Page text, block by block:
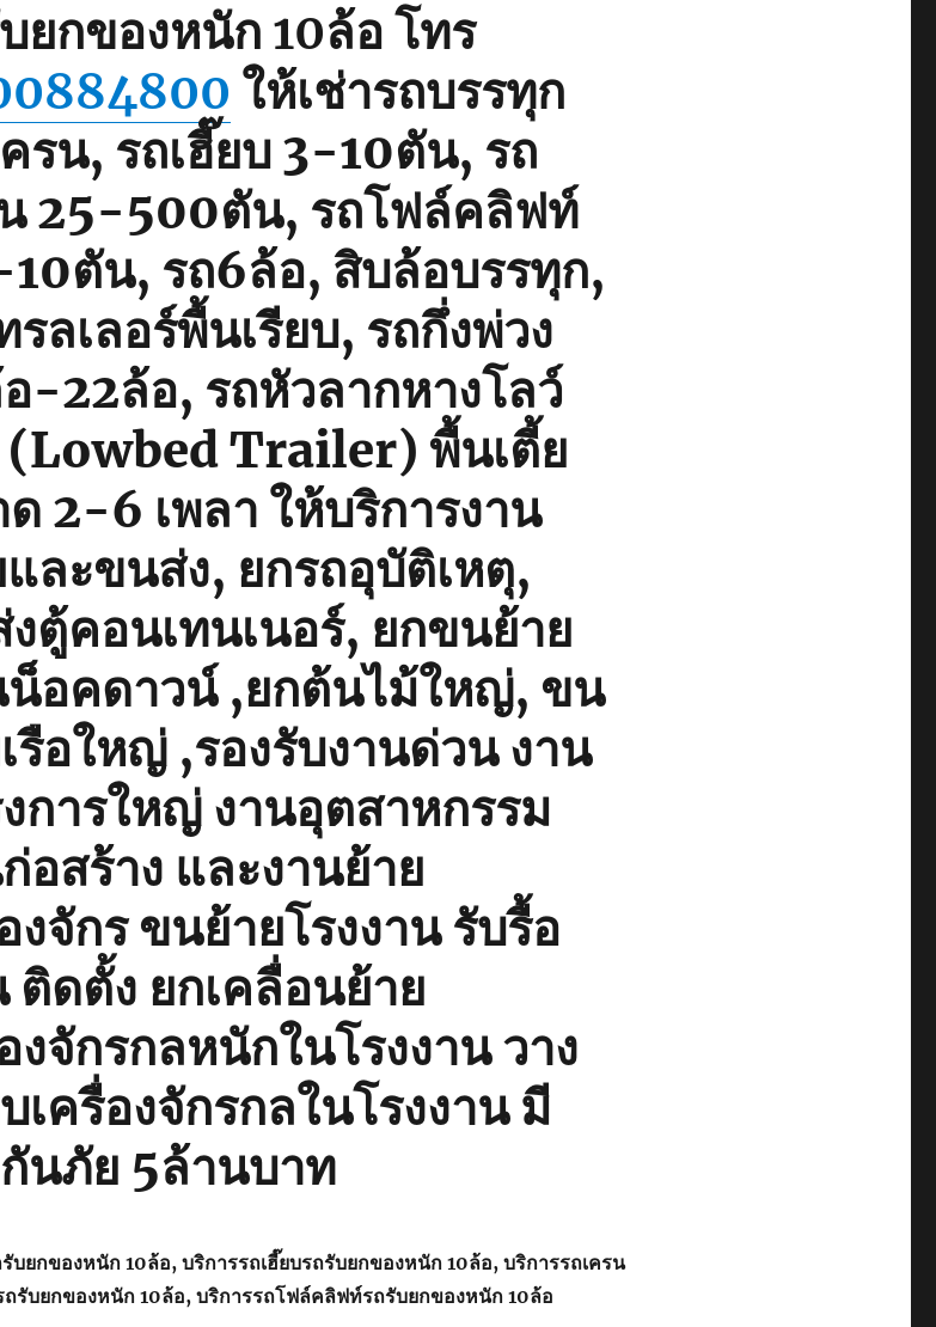
ยกของหนัก 10ล้อ โทร
ให้เช่ารถบรรทุก
รน, รถเฮี๊ยบ 3-10ตัน, รถ
25-500ตัน, รถโฟล์คลิฟท์
ตัน, รถ6ล้อ, สิบล้อบรรทุก,
รลเลอร์พื้นเรียบ, รถกึ่งพ่วง
-22ล้อ, รถหัวลากหางโลว์
(Lowbed Trailer) พื้นเตี้ย
2-6 เพลา ให้บริการงาน
ละขนส่ง, ยกรถอุบัติเหตุ,
ตู้คอนเทนเนอร์, ยกขนย้าย
อคดาวน์ ,ยกต้นไม้ใหญ่, ขน
รือใหญ่ ,รองรับงานด่วน งาน
การใหญ่ งานอุตสาหกรรม
อสร้าง และงานย้าย
งจักร ขนย้ายโรงงาน รับรื้อ
ติดตั้ง ยกเคลื่อนย้าย
งจักรกลหนักในโรงงาน วาง
เครื่องจักรกลในโรงงาน มี
นภัย 5ล้านบาท
บยกของหนัก 10ล้อ, บริการรถเฮี๊ยบรถรับยกของหนัก 10ล้อ, บริการรถเครน
ถรับยกของหนัก 10ล้อ, บริการรถโฟล์คลิฟท์รถรับยกของหนัก 10ล้อ